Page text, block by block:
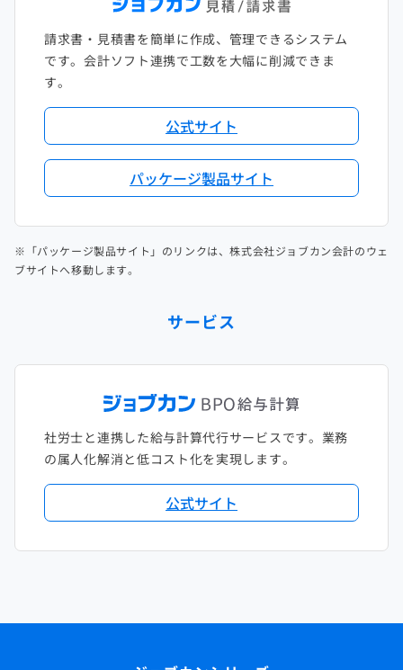
請求書・見積書を簡単に作成、管理できるシステム
です。会計ソフト連携で工数を大幅に削減できま
す。
公式サイト
パッケージ製品サイト
※「パッケージ製品サイト」のリンクは、株式会社ジョブカン会計のウェ
ブサイトへ移動します。
サービス
社労士と連携した給与計算代行サービスです。業務
の属人化解消と低コスト化を実現します。
公式サイト